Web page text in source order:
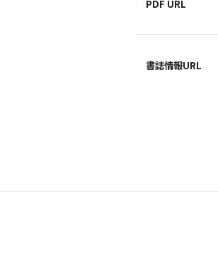
PDF URL
書誌情報URL